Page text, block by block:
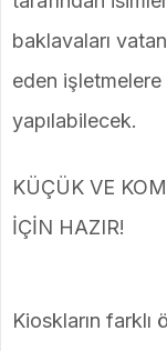
baklavaları
eden
yapılabilecek.
KÜÇÜK VE
İÇİN HAZIR!
Kioskların farklı